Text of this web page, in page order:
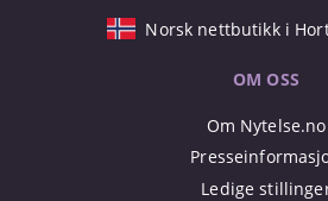
Norsk nettbutikk i
OM OSS
Om Nytelse.no
Ledige